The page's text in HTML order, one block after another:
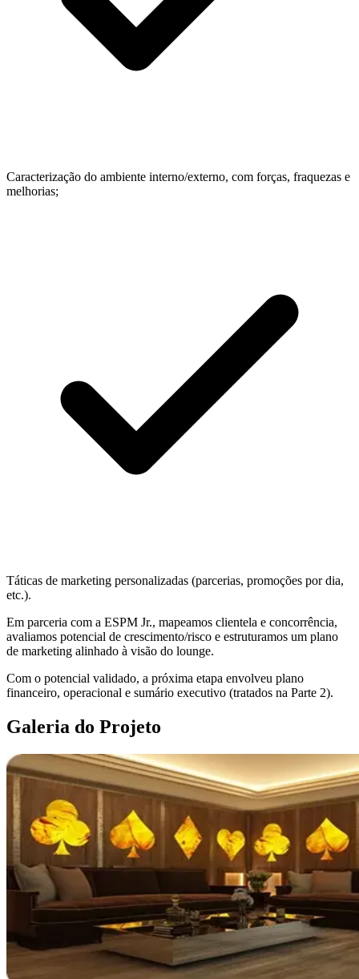
Caracterização do ambiente interno/externo, com forças, fraquezas e
melhorias;
Táticas de marketing personalizadas (parcerias, promoções por dia,
etc.).
Em parceria com a ESPM Jr., mapeamos clientela e concorrência,
avaliamos potencial de crescimento/risco e estruturamos um plano
de marketing alinhado à visão do lounge.
Com o potencial validado, a próxima etapa envolveu plano
financeiro, operacional e sumário executivo (tratados na Parte 2).
Galeria do Projeto